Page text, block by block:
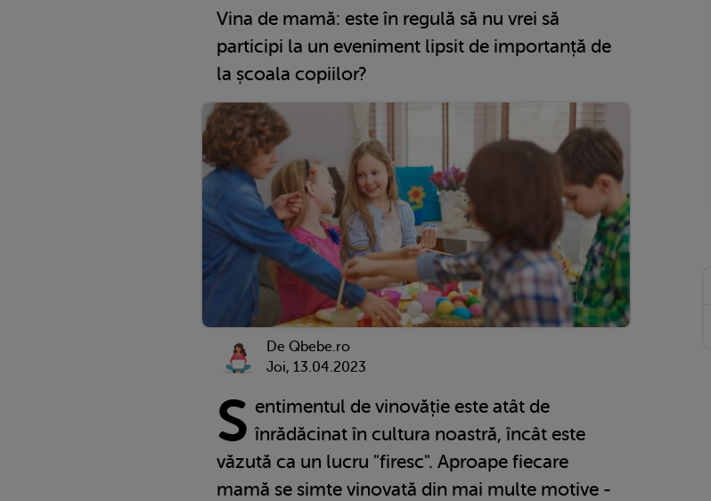
Vina de mamă: este în regulă să nu vrei să
participi la un eveniment lipsit de importanță de
la școala copiilor?
De Qbebe.ro
Joi, 13.04.2023
S entimentul de vinovăție este atât de
înrădăcinat în cultura noastră, încât este
văzută ca un lucru "firesc". Aproape fiecare
mamă se simte vinovată din mai multe motive -